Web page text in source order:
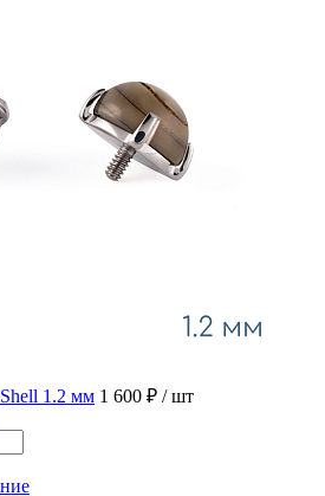
1.2 мм 1 600 ₽ / шт